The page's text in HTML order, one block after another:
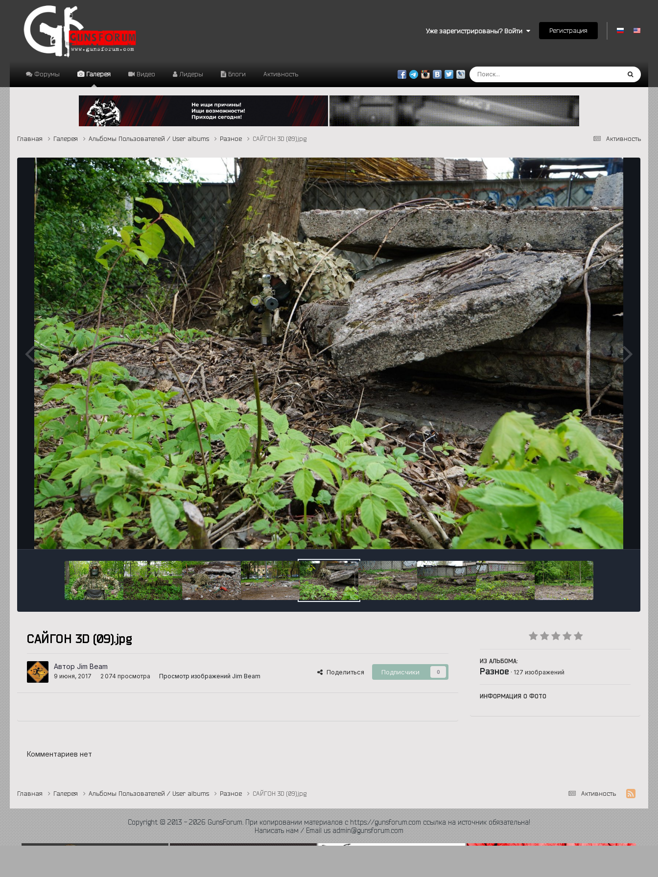
Уже зарегистрированы? Войти Регистрация
Форумы Галерея Видео Лидеры Блоги Активность
Активность
Главная Галерея Альбомы Пользователей / User albums Разное САЙГОН 3D (09).jpg
Инструменты
САЙГОН 3D (09).jpg
Автор Jim Beam
9 июня, 2017 2 074 просмотра Просмотр изображений Jim Beam
Поделиться Подписчики 0
ИЗ АЛЬБОМА:
Разное · 127 изображений
ИНФОРМАЦИЯ О ФОТО
Комментариев нет
Активность
Главная Галерея Альбомы Пользователей / User albums Разное САЙГОН 3D (09).jpg
Copyright © 2013 - 2026 GunsForum. При копировании материалов с https://gunsforum.com ссылка на источник обязательна!
Написать нам / Email us admin@gunsforum.com